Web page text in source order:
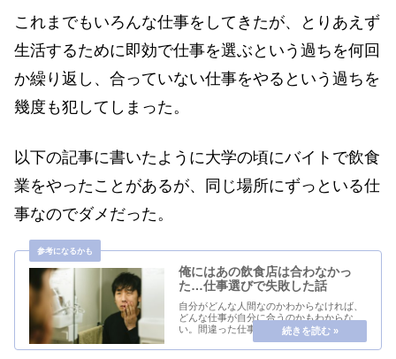
これまでもいろんな仕事をしてきたが、とりあえず
生活するために即効で仕事を選ぶという過ちを何回
か繰り返し、合っていない仕事をやるという過ちを
幾度も犯してしまった。
以下の記事に書いたように大学の頃にバイトで飲食
業をやったことがあるが、同じ場所にずっといる仕
事なのでダメだった。
俺にはあの飲食店は合わなかっ
た…仕事選びで失敗した話
自分がどんな人間なのかわからなければ、
どんな仕事が自分に合うのかもわからな
い。間違った仕事を選ぶと、仕事がうまく
できないので、自分がダメなんだと思うこ
とが多い。だけれど、それは自分の能力と